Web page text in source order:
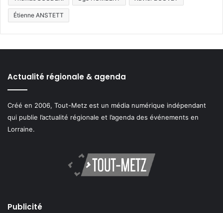
Étienne ANSTETT
Actualité régionale & agenda
Créé en 2006, Tout-Metz est un média numérique indépendant
qui publie l’actualité régionale et l’agenda des événements en
Lorraine.
Publicité